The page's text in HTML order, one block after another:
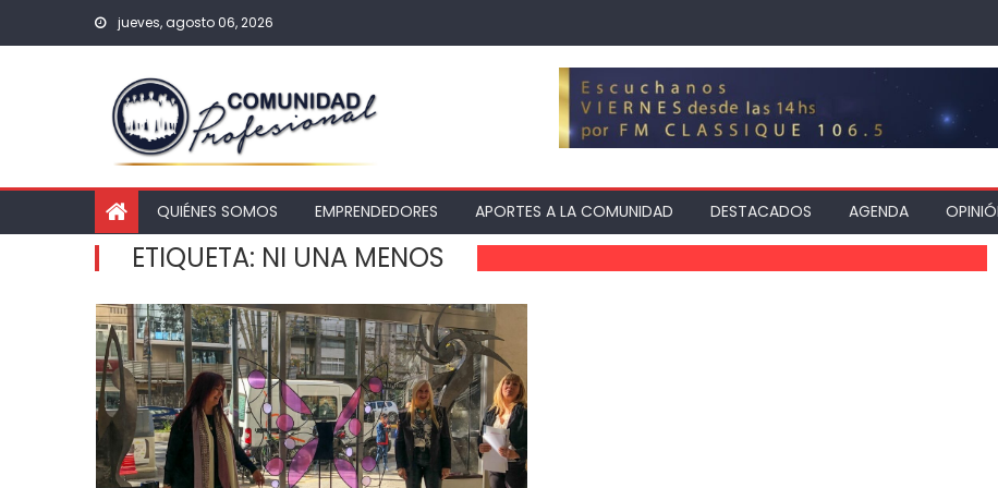
jueves, agosto 06, 2026
QUIÉNES SOMOS EMPRENDEDORES APORTES A LA COMUNIDAD DESTACADOS AGENDA
ETIQUETA: NI UNA MENOS